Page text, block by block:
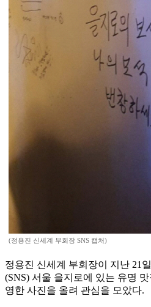
(정용진 신세계 부회장 SNS 캡처)
정용진 신세계 부회장이 지난 21
(SNS) 서울 을지로에 있는 유명
영한 사진을 올려 관심을 모았다.